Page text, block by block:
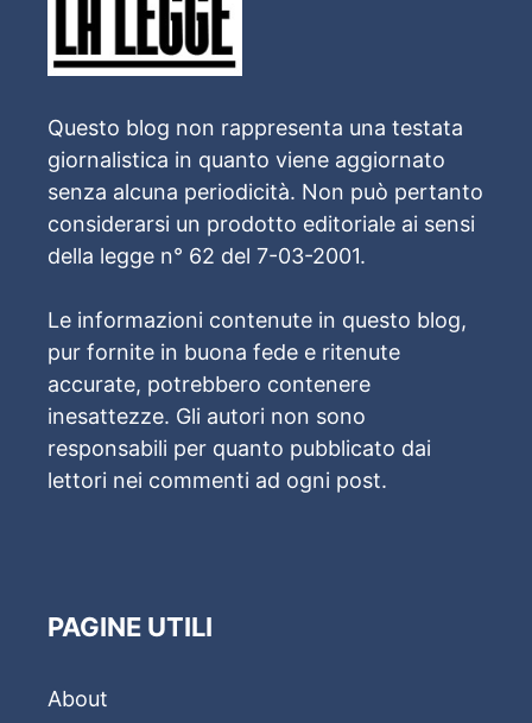
Questo blog non rappresenta una testata
giornalistica in quanto viene aggiornato
senza alcuna periodicità. Non può pertanto
considerarsi un prodotto editoriale ai sensi
della legge n° 62 del 7-03-2001.
Le informazioni contenute in questo blog,
pur fornite in buona fede e ritenute
accurate, potrebbero contenere
inesattezze. Gli autori non sono
responsabili per quanto pubblicato dai
lettori nei commenti ad ogni post.
PAGINE UTILI
About